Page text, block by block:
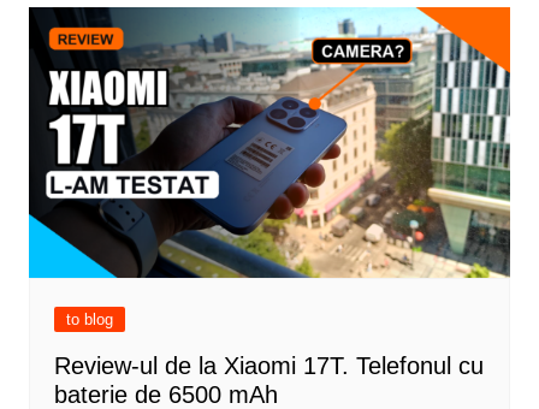
to blog
Review-ul de la Xiaomi 17T. Telefonul cu
baterie de 6500 mAh